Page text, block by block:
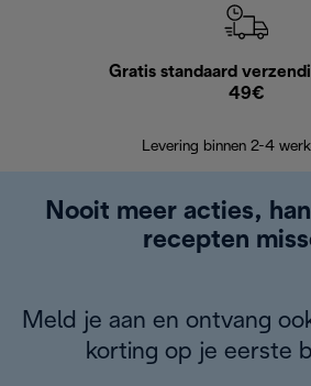
Gratis standaard
49€
Levering binnen 2-4
Nooit meer acties,
recepten
Meld je aan en ontvang
korting op je eerste